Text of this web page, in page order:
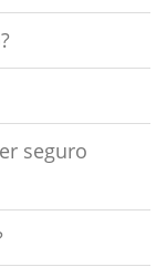
seguro